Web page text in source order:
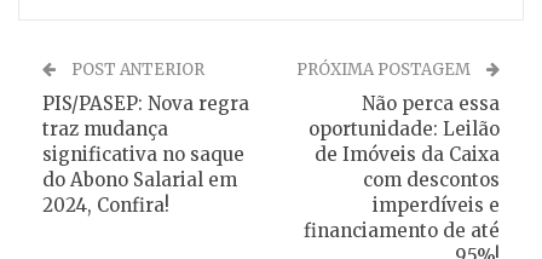
POST ANTERIOR
PIS/PASEP: Nova regra
traz mudança
significativa no saque
do Abono Salarial em
2024, Confira!
PRÓXIMA POSTAGEM
Não perca essa
oportunidade: Leilão
de Imóveis da Caixa
com descontos
imperdíveis e
financiamento de até